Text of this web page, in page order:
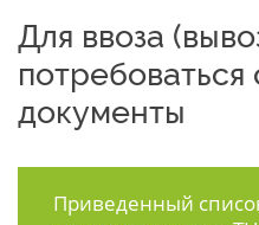
Для ввоза
документы
Приведенный